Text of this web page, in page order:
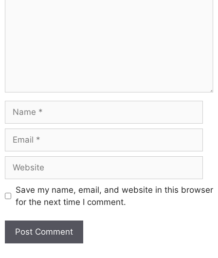
Save my name, email, and website in this browser
for the next time I comment.